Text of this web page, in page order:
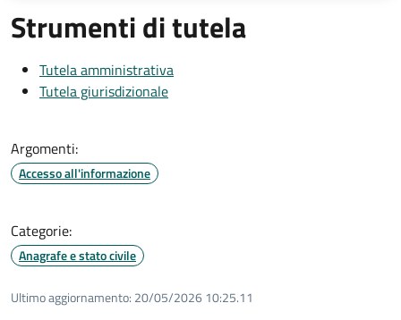
Strumenti di tutela
Tutela amministrativa
Tutela giurisdizionale
Argomenti:
Accesso all'informazione
Categorie:
Anagrafe e stato civile
Ultimo aggiornamento: 20/05/2026 10:25.11